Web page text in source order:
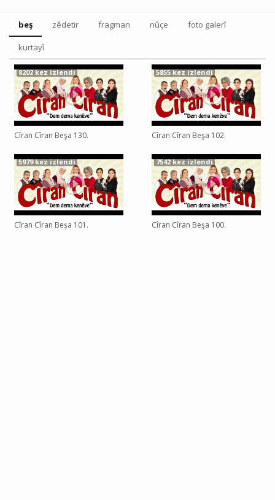
beş zêdetir fragman nûçe foto galerî
kurtayî
Cîran Cîran Beşa 130.
8202 kez izlendi
Cîran Cîran Beşa 102.
5855 kez izlendi
Cîran Cîran Beşa 101.
5979 kez izlendi
Cîran Cîran Beşa 100.
7542 kez izlendi